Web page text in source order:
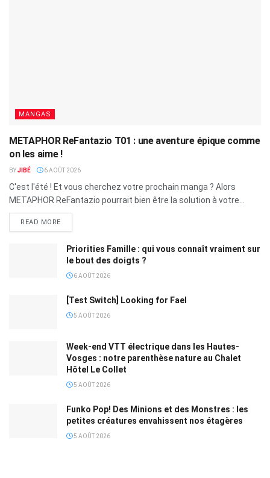
MANGAS
METAPHOR ReFantazio T01 : une aventure épique comme
on les aime !
BYJIBÉ 6 AOÛT 2026
C'est l'été ! Et vous cherchez votre prochain manga ? Alors
METAPHOR ReFantazio pourrait bien être la solution à votre...
READ MORE
Priorities Famille : qui vous connaît vraiment sur
le bout des doigts ?
6 AOÛT 2026
[Test Switch] Looking for Fael
5 AOÛT 2026
Week-end VTT électrique dans les Hautes-
Vosges : notre parenthèse nature au Chalet
Hôtel Le Collet
5 AOÛT 2026
Funko Pop! Des Minions et des Monstres : les
petites créatures envahissent nos étagères
5 AOÛT 2026